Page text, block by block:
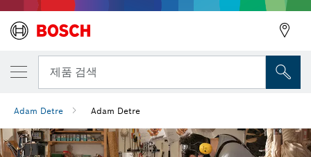
제품 검색
Adam Detre Adam Detre